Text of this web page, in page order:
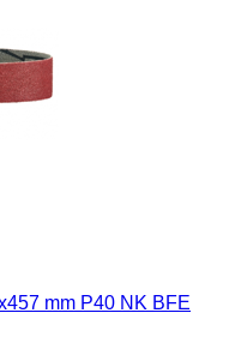
mm P40 NK BFE